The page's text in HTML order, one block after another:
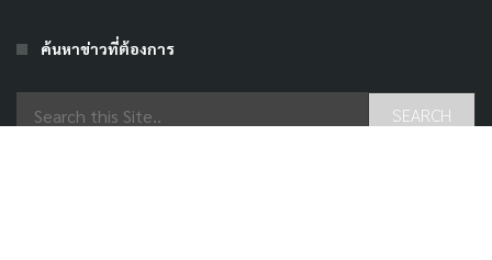
ค้นหาข่าวที่ต้องการ